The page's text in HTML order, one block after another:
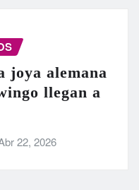
joya alemana
llegan a
22, 2026